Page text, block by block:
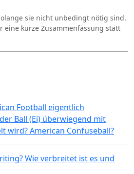
sie nicht unbedingt nötig sind.
eine kurze Zusammenfassung statt
Football eigentlich
Ball (Ei) überwiegend mit
wird? American Confuseball?
Wie verbreitet ist es und